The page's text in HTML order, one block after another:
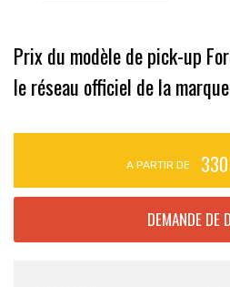
Prix du modèle de pick-up
le réseau officiel de la
A PARTIR DE